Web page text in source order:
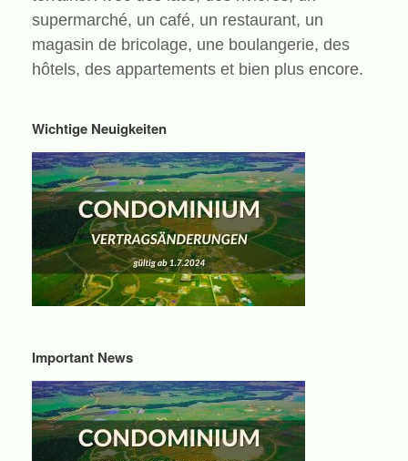
supermarché, un café, un restaurant, un
magasin de bricolage, une boulangerie, des
hôtels, des appartements et bien plus encore.
Wichtige Neuigkeiten
Important News